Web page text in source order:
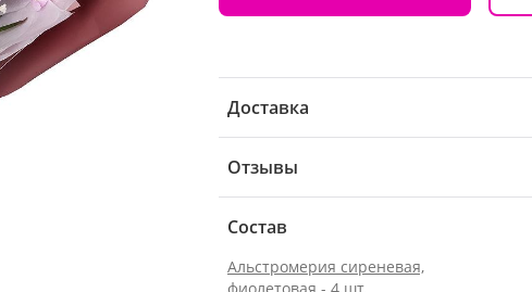
Доставка
Отзывы
Состав
Альстромерия сиреневая,